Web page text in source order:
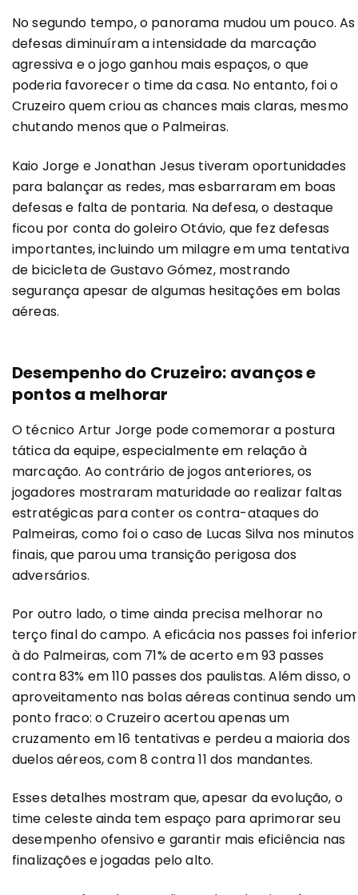
No segundo tempo, o panorama mudou um pouco. As
defesas diminuíram a intensidade da marcação
agressiva e o jogo ganhou mais espaços, o que
poderia favorecer o time da casa. No entanto, foi o
Cruzeiro quem criou as chances mais claras, mesmo
chutando menos que o Palmeiras.
Kaio Jorge e Jonathan Jesus tiveram oportunidades
para balançar as redes, mas esbarraram em boas
defesas e falta de pontaria. Na defesa, o destaque
ficou por conta do goleiro Otávio, que fez defesas
importantes, incluindo um milagre em uma tentativa
de bicicleta de Gustavo Gómez, mostrando
segurança apesar de algumas hesitações em bolas
aéreas.
Desempenho do Cruzeiro: avanços e
pontos a melhorar
O técnico Artur Jorge pode comemorar a postura
tática da equipe, especialmente em relação à
marcação. Ao contrário de jogos anteriores, os
jogadores mostraram maturidade ao realizar faltas
estratégicas para conter os contra-ataques do
Palmeiras, como foi o caso de Lucas Silva nos minutos
finais, que parou uma transição perigosa dos
adversários.
Por outro lado, o time ainda precisa melhorar no
terço final do campo. A eficácia nos passes foi inferior
à do Palmeiras, com 71% de acerto em 93 passes
contra 83% em 110 passes dos paulistas. Além disso, o
aproveitamento nas bolas aéreas continua sendo um
ponto fraco: o Cruzeiro acertou apenas um
cruzamento em 16 tentativas e perdeu a maioria dos
duelos aéreos, com 8 contra 11 dos mandantes.
Esses detalhes mostram que, apesar da evolução, o
time celeste ainda tem espaço para aprimorar seu
desempenho ofensivo e garantir mais eficiência nas
finalizações e jogadas pelo alto.